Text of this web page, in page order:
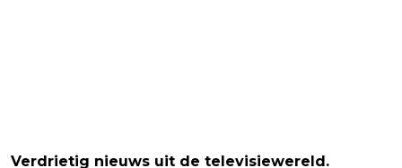
Verdrietig nieuws uit de televisiewereld.